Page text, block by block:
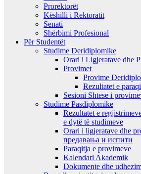
Prorektorët
Këshilli i Rektoratit
Senati
Shërbimi Profesional
Për Studentët
Studime Deridiplomike
Orari i Ligjeratave dhe
Provimet
Provime
Rezultatet e
Sesioni Shtese i
Studime Pasdiplomike
Rezultatet e
e dytë të studimeve
Orari i ligjeratave dhe
предавањa и испити
Paraqitja e provimeve
Kalendari Akademik
Dokumente dhe